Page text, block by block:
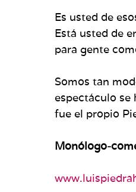
Es usted de
Está usted de
para gente
Somos tan
espectáculo se
fue el propio
Monólogo-